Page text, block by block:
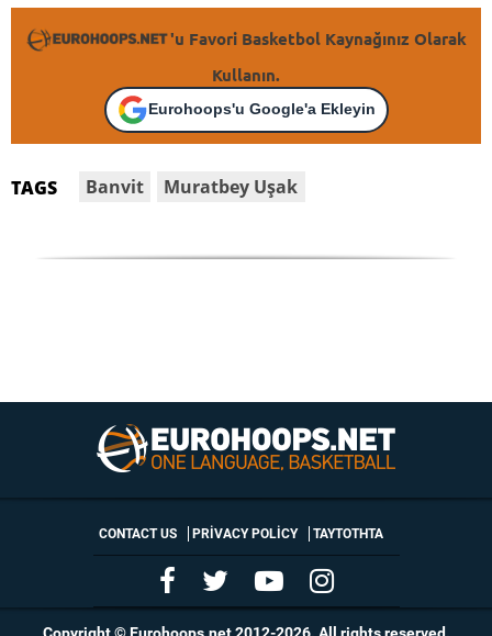
'u Favori Basketbol Kaynağınız Olarak
Kullanın.
Eurohoops'u Google'a Ekleyin
TAGS Banvit Muratbey Uşak
CONTACT US PRIVACY POLICY ΤΑΥΤΟΤΗΤΑ
Copyright © Eurohoops.net 2012-2026. All rights reserved.